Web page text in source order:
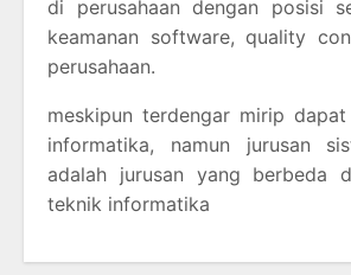
di perusahaan dengan posisi
keamanan software, quality
perusahaan.
meskipun terdengar mirip
informatika, namun jurusan
adalah jurusan yang berbeda
teknik informatika